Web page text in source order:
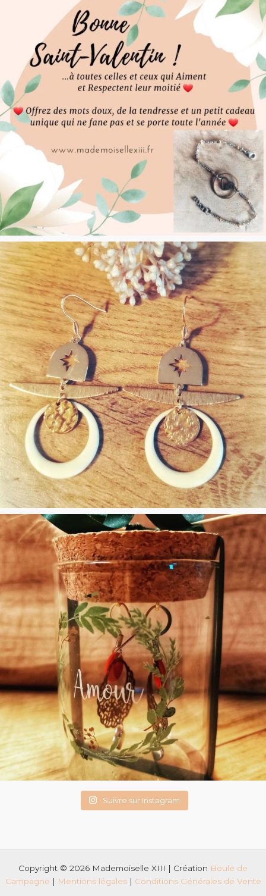
Suivre sur Instagram
Copyright © 2026 Mademoiselle XIII | Création Boule de
Campagne | Mentions légales| Conditions Générales de Vente